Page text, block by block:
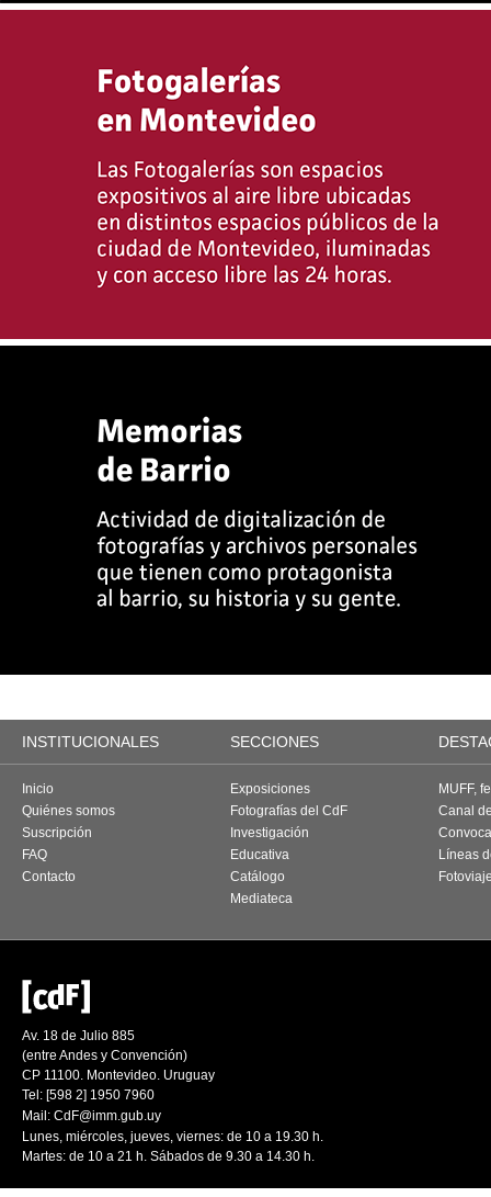
INSTITUCIONALES SECCIONES
Inicio
Quiénes somos
Suscripción
FAQ
Contacto
Exposiciones
Fotografías del CdF
Investigación
Educativa
Catálogo
Mediateca
MUFF,
Canal
Líneas
Av. 18 de Julio 885
(entre Andes y Convención)
CP 11100. Montevideo. Uruguay
Tel: [598 2] 1950 7960
Mail: CdF@imm.gub.uy
Lunes, miércoles, jueves, viernes: de 10 a 19.30 h.
Martes: de 10 a 21 h. Sábados de 9.30 a 14.30 h.